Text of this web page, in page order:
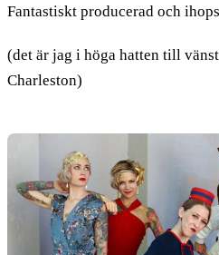
Fantastiskt producerad och
(det är jag i höga hatten till
Charleston)